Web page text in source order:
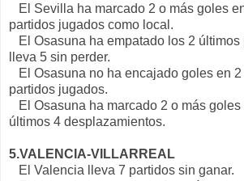
El Sevilla ha marcado 2 o más goles
partidos jugados como local.
El Osasuna ha empatado los 2 últimos
lleva 5 sin perder.
El Osasuna no ha encajado goles en
partidos jugados.
El Osasuna ha marcado 2 o más goles
últimos 4 desplazamientos.
5.VALENCIA-VILLARREAL
El Valencia lleva 7 partidos sin ganar.